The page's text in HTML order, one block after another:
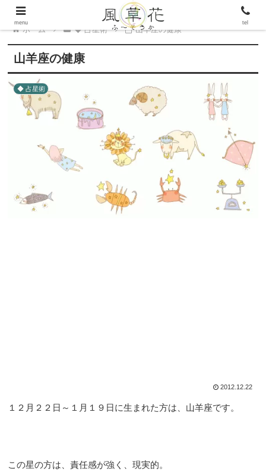
ホーム ◆ 占星術 山羊座の健康
山羊座の健康
◆ 占星術
2012.12.22
１２月２２日～１月１９日に生まれた方は、山羊座です。
この星の方は、責任感が強く、現実的。
menu tel